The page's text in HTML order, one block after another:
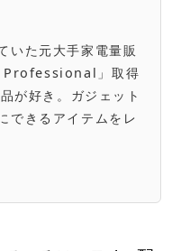
いた元大手家電量販
Professional」取得
好き。ガジェット
できるアイテムをレ